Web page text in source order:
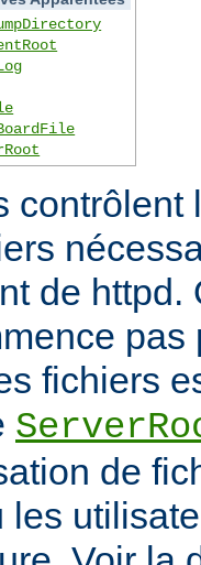
contrôlent
de httpd.
pas
fichiers
de
les